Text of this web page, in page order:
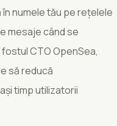
numele tău pe rețelele
mesaje când se
CTO OpenSea,
să reducă
timp utilizatorii